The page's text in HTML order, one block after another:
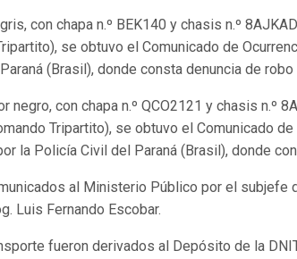
con chapa n.º BEK140 y chasis n.º
se obtuvo el Comunicado de
(Brasil), donde consta denuncia de
negro, con chapa n.º QCO2121 y chasis n.º
Tripartito), se obtuvo el Comunicado
la Policía Civil del Paraná (Brasil), donde
al Ministerio Público por el subjefe
Luis Fernando Escobar.
fueron derivados al Depósito de la